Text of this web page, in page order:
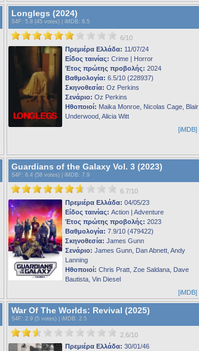
Longlegs (2024)
S4F : 5.8 (45 votes) | iMDB: 6.5
6/10
Πρεμιέρα Ελλάδα: 11/07/24
Είδος ταινίας: Crime | Horror
Έτος πρώτης προβολής: 2024
Βαθμολογία: 6.5/10 (228937)
Σκηνοθεσία: Oz Perkins
Σενάριο: Oz Perkins
Ηθοποιοί: Maika Monroe, Nicolas Cage, Blair
Underwood, Alicia Witt
[iMDB]
Guardians of the Galaxy Vol. 3 (2023)
S4F : 6.4 (58 votes) | iMDB: 7.9
6.7/10
Πρεμιέρα Ελλάδα: 04/05/23
Είδος ταινίας: Action | Adventure
Έτος πρώτης προβολής: 2023
Βαθμολογία: 7.9/10 (479422)
Σκηνοθεσία: James Gunn
Σενάριο: James Gunn, Dan Abnett, Andy
Lanning
Ηθοποιοί: Chris Pratt, Zoe Saldana, Dave
Bautista, Vin Diesel
[iMDB]
War Of The Worlds: Revival (2025)
S4F : 2.9 (5 votes) | iMDB: 2.5
2.6/10
Πρεμιέρα Ελλάδα: 30/01/46